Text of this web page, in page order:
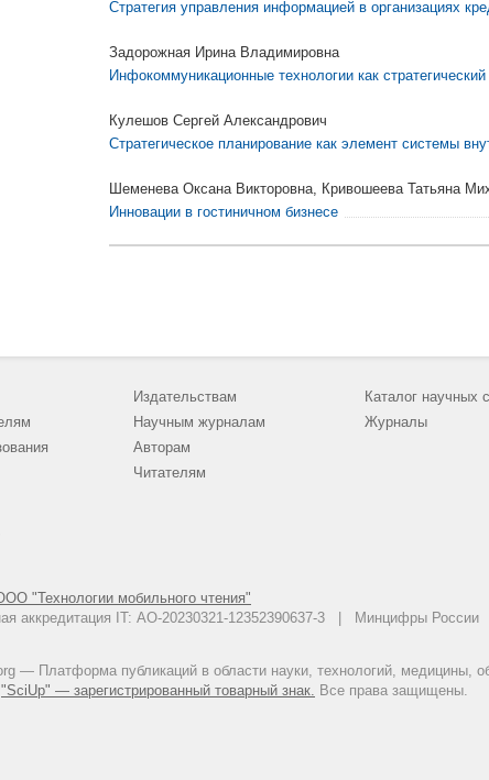
Стратегия управления информацией в организациях
Задорожная Ирина Владимировна
Инфокоммуникационные технологии как
Кулешов Сергей Александрович
Стратегическое планирование как элемент системы
Шеменева Оксана Викторовна, Кривошеева Татьяна
Инновации в гостиничном бизнесе
"Технологии мобильного чтения"
аккредитация IT: АО-20230321-12352390637-3 | Минцифры России
— Платформа публикаций в области науки, технологий, медицины,
"SciUp" — зарегистрированный товарный знак. Все права защищены.
Издательствам
Научным журналам
Авторам
Читателям
Каталог научных
Журналы